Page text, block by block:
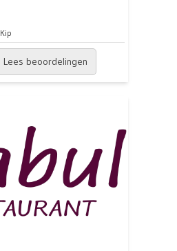
Kip
Lees beoordelingen